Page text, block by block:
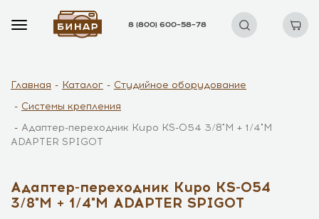
8 (800) 600–58–78
Главная Каталог
Студийное оборудование
Системы крепления
Адаптер-переходник Kupo KS-054 3/8"M + 1/4"M
ADAPTER SPIGOT
Адаптер-переходник Kupo KS-054
3/8"M + 1/4"M ADAPTER SPIGOT